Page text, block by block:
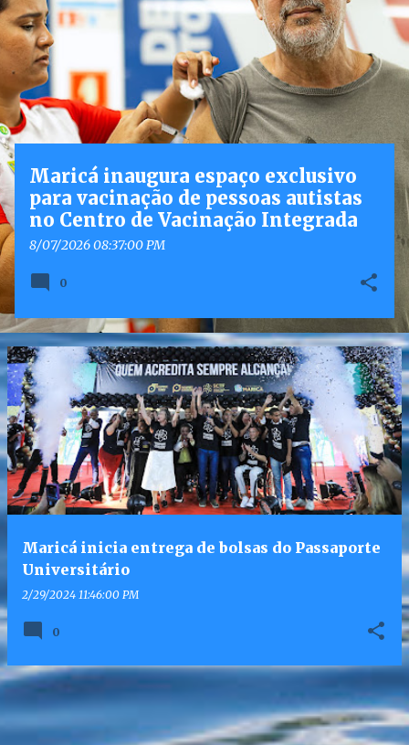
o
s
t
a
g
e
n
s
Maricá inaugura espaço exclusivo
para vacinação de pessoas autistas
no Centro de Vacinação Integrada
8/07/2026 08:37:00 PM
0
Maricá inicia entrega de bolsas do Passaporte
Universitário
2/29/2024 11:46:00 PM
0